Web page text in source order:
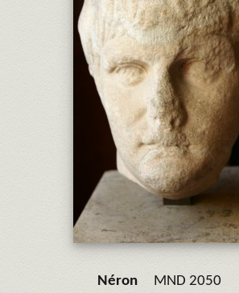
Néron MND